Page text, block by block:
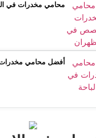
محامي مخدرات في الظهران 0599993002 | استشارة قانونية
أفضل محامي مخدرات في الباحة 0599993002 |